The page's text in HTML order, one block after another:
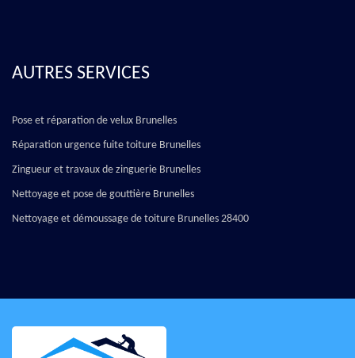
AUTRES SERVICES
Pose et réparation de velux Brunelles
Réparation urgence fuite toiture Brunelles
Zingueur et travaux de zinguerie Brunelles
Nettoyage et pose de gouttière Brunelles
Nettoyage et démoussage de toiture Brunelles 28400